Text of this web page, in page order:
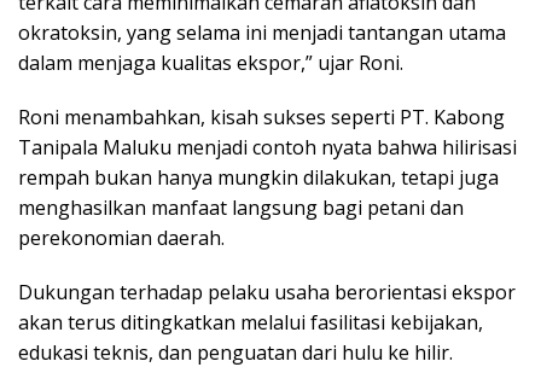
okratoksin, yang selama ini menjadi tantangan utama
dalam menjaga kualitas ekspor,” ujar Roni.
Roni menambahkan, kisah sukses seperti PT. Kabong
Tanipala Maluku menjadi contoh nyata bahwa hilirisasi
rempah bukan hanya mungkin dilakukan, tetapi juga
menghasilkan manfaat langsung bagi petani dan
perekonomian daerah.
Dukungan terhadap pelaku usaha berorientasi ekspor
akan terus ditingkatkan melalui fasilitasi kebijakan,
edukasi teknis, dan penguatan dari hulu ke hilir.